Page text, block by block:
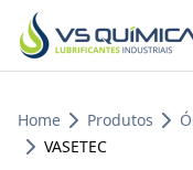
Ir para o conteúdo
Home Produtos
VASETEC